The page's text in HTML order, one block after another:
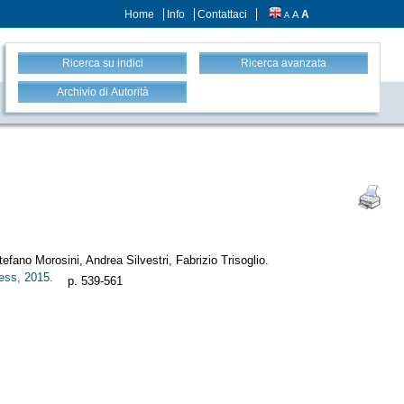
Home Info Contattaci A A A
Ricerca su indici Ricerca avanzata
Archivio di Autorità